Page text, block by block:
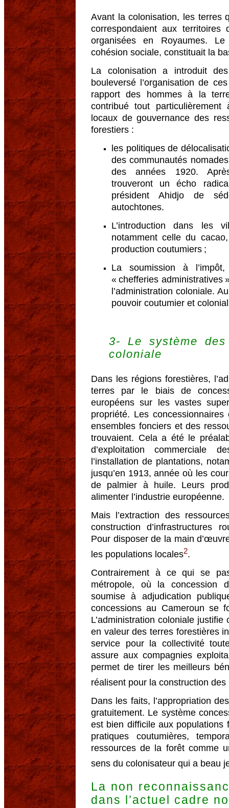
Avant la colonisation, les terres
correspondaient aux territoires
organisées en Royaumes.
cohésion sociale, constituait la
La colonisation a introduit
bouleversé l’organisation de
rapport des hommes à la
contribué tout
locaux de gouvernance des
forestiers :
les politiques de
des communautés
des années 1920.
trouveront un écho
président Ahidjo de
autochtones.
L’introduction dans les
notamment celle du
production coutumiers ;
La soumission à
« chefferies administratives
l’administration coloniale.
pouvoir coutumier et
3- Le système des
coloniale
Dans les régions forestières,
terres par le biais de
européens sur les vastes
propriété. Les
ensembles fonciers et des
trouvaient. Cela a été le
d’exploitation commerciale
l’installation de plantations,
jusqu’en 1913, année où les
de palmier à huile. Leurs
alimenter l’industrie européenne.
Mais l’extraction des
construction d’infrastructures
Pour disposer de la main
les populations locales2.
Contrairement à ce qui se
métropole, où la concession
soumise à adjudication
concessions au Cameroun se
L’administration coloniale
en valeur des terres forestières
service pour la collectivité
assure aux compagnies
permet de tirer les meilleurs
réalisent pour la construction
Dans les faits, l’appropriation
gratuitement. Le système
est bien difficile aux populations
pratiques coutumières,
ressources de la forêt comme
sens du colonisateur qui a beau
La non
dans l’actuel cadre